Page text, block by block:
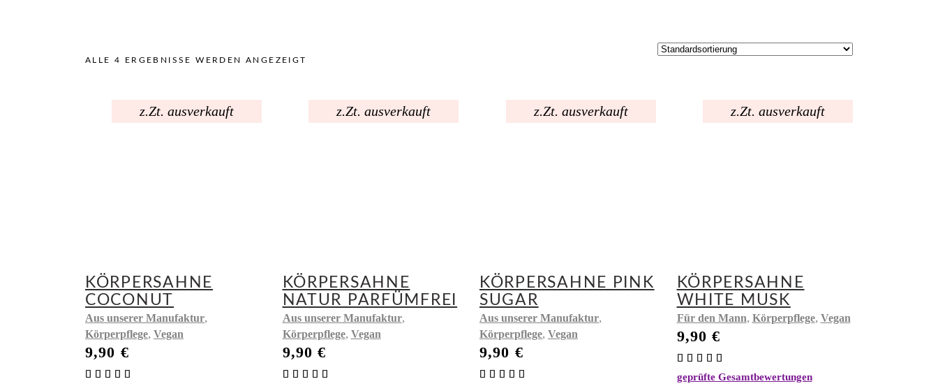
ALLE 4 ERGEBNISSE WERDEN ANGEZEIGT
z.Zt. ausverkauft
KÖRPERSAHNE
COCONUT
Aus unserer Manufaktur,
Körperpflege, Vegan
9,90 €
z.Zt. ausverkauft
KÖRPERSAHNE
NATUR PARFÜMFREI
Aus unserer Manufaktur,
Körperpflege, Vegan
9,90 €
z.Zt. ausverkauft
KÖRPERSAHNE PINK
SUGAR
Aus unserer Manufaktur,
Körperpflege, Vegan
9,90 €
z.Zt. ausverkauft
KÖRPERSAHNE
WHITE MUSK
Für den Mann, Körperpflege, Vegan
9,90 €
5.00
geprüfte Gesamtbewertungen